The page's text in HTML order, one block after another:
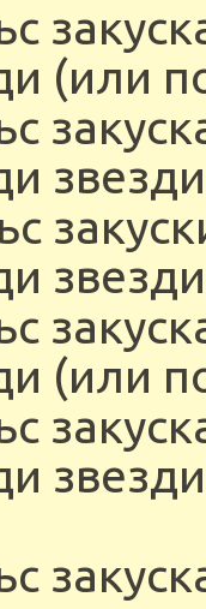
(или
(или